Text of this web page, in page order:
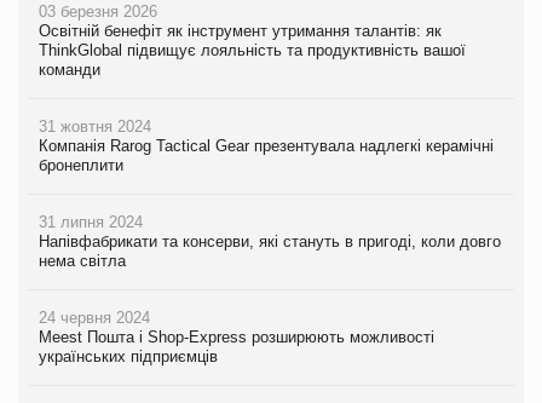
03 березня 2026
Освітній бенефіт як інструмент утримання талантів: як
ThinkGlobal підвищує лояльність та продуктивність вашої
команди
31 жовтня 2024
Компанія Rarog Tactical Gear презентувала надлегкі керамічні
бронеплити
31 липня 2024
Напівфабрикати та консерви, які стануть в пригоді, коли довго
нема світла
24 червня 2024
Meest Пошта і Shop-Express розширюють можливості
українських підприємців